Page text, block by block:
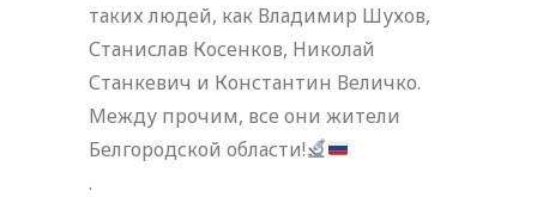
таких людей, как Владимир Шухов,
Станислав Косенков, Николай
Станкевич и Константин Величко.
Между прочим, все они жители
Белгородской области!
.